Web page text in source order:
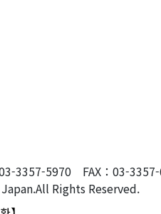
3357-5970 FAX：03-
Rights Reserved.